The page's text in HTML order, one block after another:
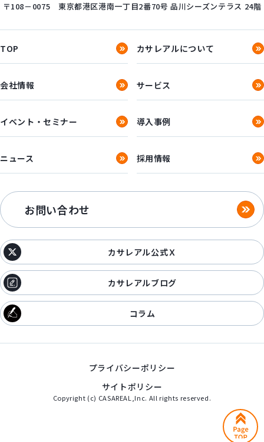
〒108－0075 東京都港区港南一丁目2番70号 品川シーズンテラス 24階
TOP カサレアルについて
会社情報 サービス
イベント・セミナー 導入事例
ニュース 採用情報
お問い合わせ
カサレアル公式Ｘ
カサレアルブログ
コラム
プライバシーポリシー
サイトポリシー
Copyright (c) CASAREAL,Inc. All rights reserved.